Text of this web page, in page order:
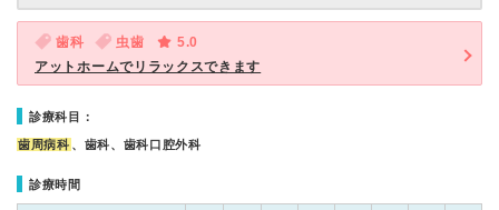
歯科 虫歯
5.0
アットホームでリラックスできます
診療科目：
歯周病科 、歯科、歯科口腔外科
診療時間